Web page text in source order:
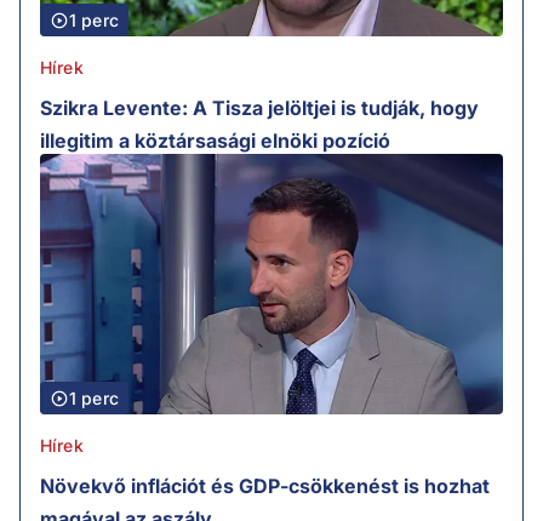
1 perc
Hírek
Szikra Levente: A Tisza jelöltjei is tudják, hogy
illegitim a köztársasági elnöki pozíció
1 perc
Hírek
Növekvő inflációt és GDP-csökkenést is hozhat